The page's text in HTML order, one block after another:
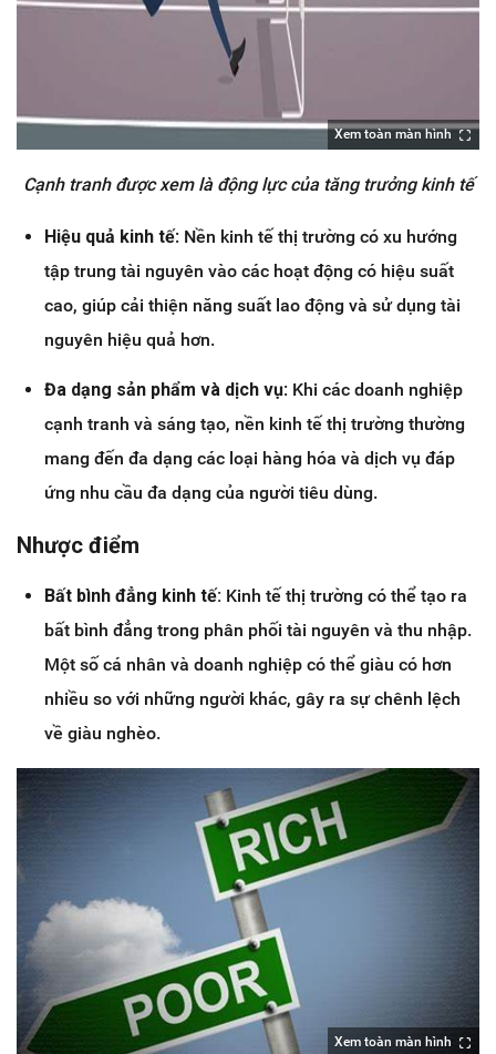
Xem toàn màn hình
Cạnh tranh được xem là động lực của tăng trưởng kinh tế
Hiệu quả kinh tế: Nền kinh tế thị trường có xu hướng
tập trung tài nguyên vào các hoạt động có hiệu suất
cao, giúp cải thiện năng suất lao động và sử dụng tài
nguyên hiệu quả hơn.
Đa dạng sản phẩm và dịch vụ: Khi các doanh nghiệp
cạnh tranh và sáng tạo, nền kinh tế thị trường thường
mang đến đa dạng các loại hàng hóa và dịch vụ đáp
ứng nhu cầu đa dạng của người tiêu dùng.
Nhược điểm
Bất bình đẳng kinh tế: Kinh tế thị trường có thể tạo ra
bất bình đẳng trong phân phối tài nguyên và thu nhập.
Một số cá nhân và doanh nghiệp có thể giàu có hơn
nhiều so với những người khác, gây ra sự chênh lệch
về giàu nghèo.
Xem toàn màn hình